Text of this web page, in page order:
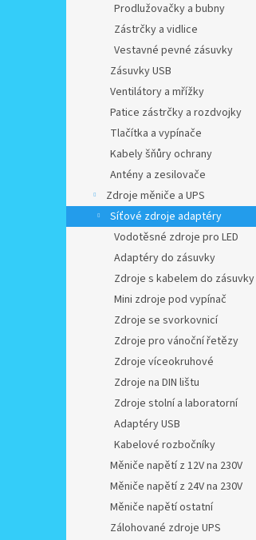
Prodlužovačky a bubny
Zástrčky a vidlice
Vestavné pevné zásuvky
Zásuvky USB
Ventilátory a mřížky
Patice zástrčky a rozdvojky
Tlačítka a vypínače
Kabely šňůry ochrany
Antény a zesilovače
Zdroje měniče a UPS
Síťové zdroje adaptéry
Vodotěsné zdroje pro LED
Adaptéry do zásuvky
Zdroje s kabelem do zásuvky
Mini zdroje pod vypínač
Zdroje se svorkovnicí
Zdroje pro vánoční řetězy
Zdroje víceokruhové
Zdroje na DIN lištu
Zdroje stolní a laboratorní
Adaptéry USB
Kabelové rozbočníky
Měniče napětí z 12V na 230V
Měniče napětí z 24V na 230V
Měniče napětí ostatní
Zálohované zdroje UPS